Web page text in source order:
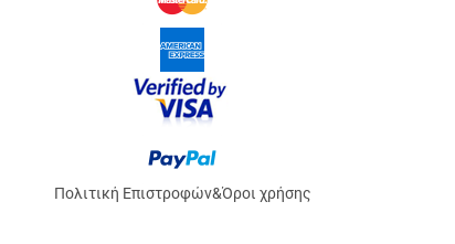
Πολιτική Επιστροφών&Όροι χρήσης